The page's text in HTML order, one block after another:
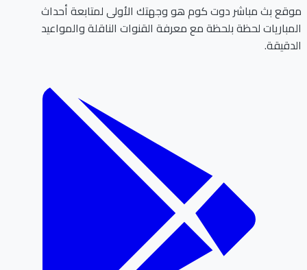
بث مباشر دوت كوم هو وجهتك الأولى لمتابعة أحداث
لحظة بلحظة مع معرفة القنوات الناقلة والمواعيد